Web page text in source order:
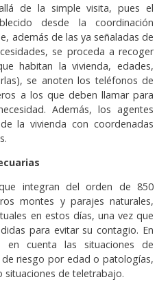
de la simple visita, pues el
desde la coordinación
además de las ya señaladas de
se proceda a recoger
habitan la vivienda, edades,
se anoten los teléfonos de
a los que deben llamar para
Además, los agentes
la vivienda con coordenadas
integran del orden de 850
montes y parajes naturales,
en estos días, una vez que
para evitar su contagio. En
cuenta las situaciones de
riesgo por edad o patologías,
situaciones de teletrabajo.